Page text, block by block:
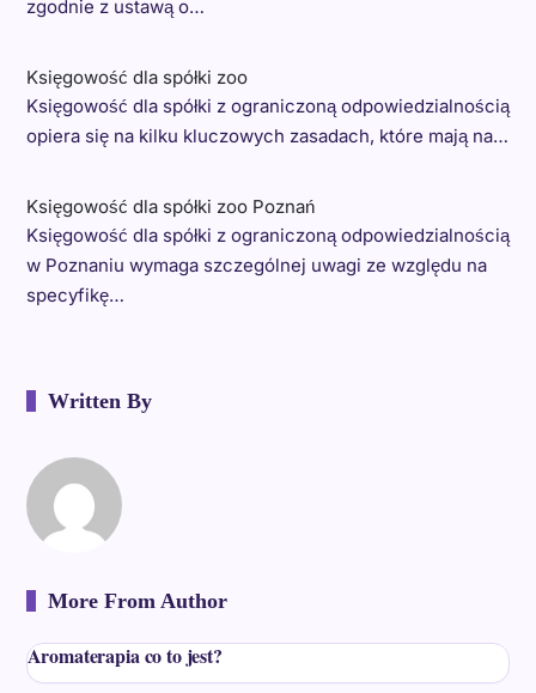
zgodnie z ustawą o…
Księgowość dla spółki zoo
Księgowość dla spółki z ograniczoną odpowiedzialnością
opiera się na kilku kluczowych zasadach, które mają na…
Księgowość dla spółki zoo Poznań
Księgowość dla spółki z ograniczoną odpowiedzialnością
w Poznaniu wymaga szczególnej uwagi ze względu na
specyfikę…
Written By
More From Author
Aromaterapia co to jest?